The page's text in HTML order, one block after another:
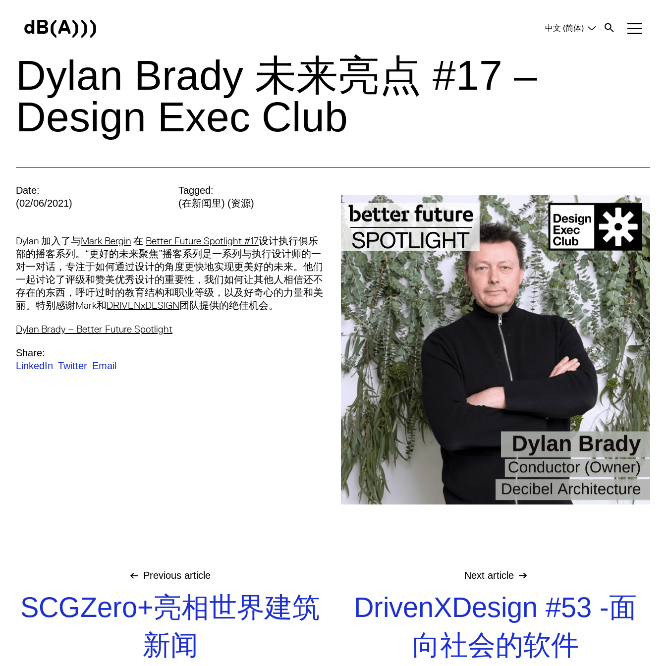
dB(A)))
中文 (简体)
Dylan Brady 未来亮点 #17 –
Design Exec Club
Date:
(02/06/2021)
Tagged:
(在新闻里) (资源)
Dylan 加入了与Mark Bergin 在 Better Future Spotlight #17设计执行俱乐
部的播客系列。“更好的未来聚焦”播客系列是一系列与执行设计师的一
对一对话，专注于如何通过设计的角度更快地实现更美好的未来。他们
一起讨论了评级和赞美优秀设计的重要性，我们如何让其他人相信还不
存在的东西，呼吁过时的教育结构和职业等级，以及好奇心的力量和美
丽。特别感谢Mark和DRIVENxDESIGN团队提供的绝佳机会。
Dylan Brady – Better Future Spotlight
Share:
LinkedIn Twitter Email
Previous article
SCGZero+亮相世界建筑
新闻
Next article
DrivenXDesign #53 -面
向社会的软件